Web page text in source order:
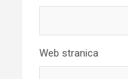
Web stranica